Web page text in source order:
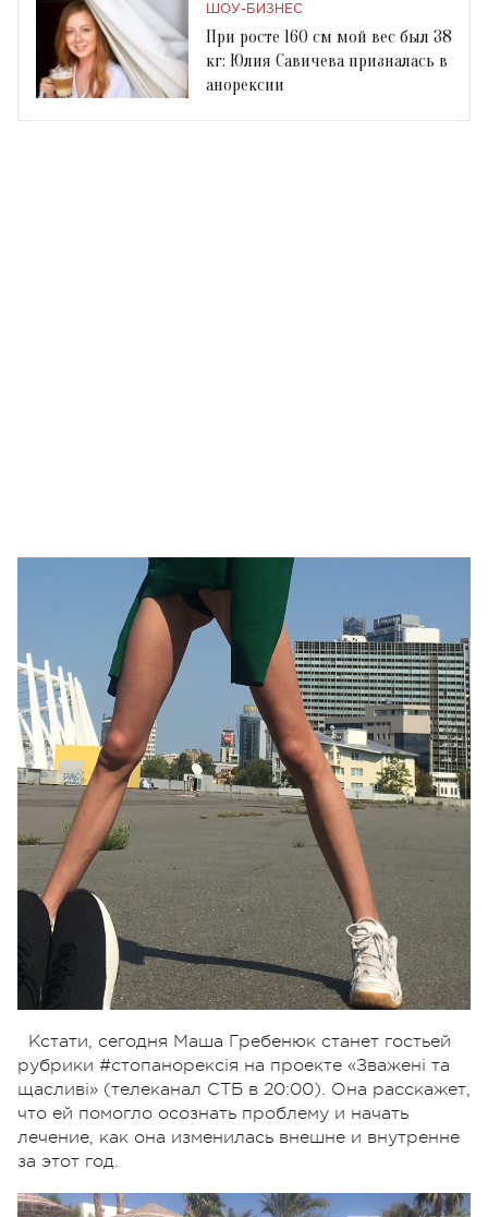
ШОУ-БИЗНЕС
При росте 160 см мой вес был 38
кг: Юлия Савичева призналась в
анорексии
Кстати, сегодня Маша Гребенюк станет гостьей
рубрики #стопанорексія на проекте «Зважені та
щасливі» (телеканал СТБ в 20:00). Она расскажет,
что ей помогло осознать проблему и начать
лечение, как она изменилась внешне и внутренне
за этот год.